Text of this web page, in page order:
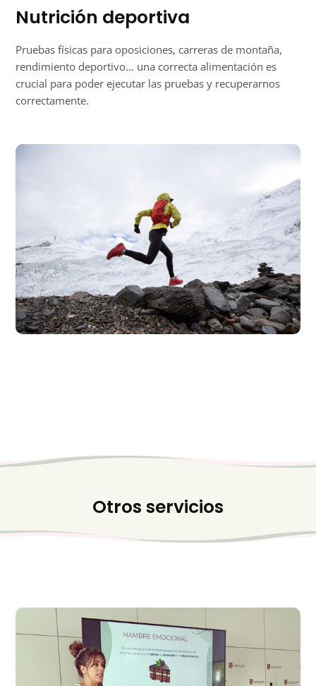
Nutrición deportiva
Pruebas físicas para oposiciones, carreras de montaña,
rendimiento deportivo… una correcta alimentación es
crucial para poder ejecutar las pruebas y recuperarnos
correctamente.
Otros servicios